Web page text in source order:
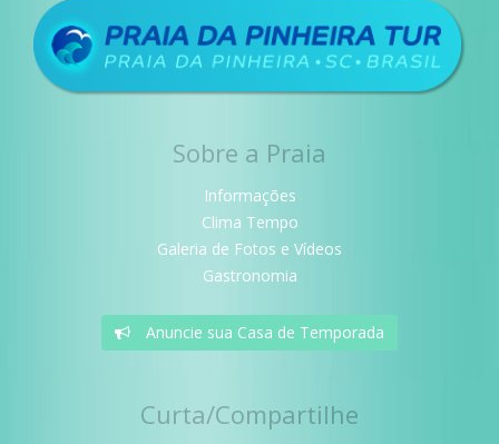
Sobre a Praia
Informações
Clima Tempo
Galeria de Fotos e Vídeos
Gastronomia
Anuncie sua Casa de Temporada
Curta/Compartilhe